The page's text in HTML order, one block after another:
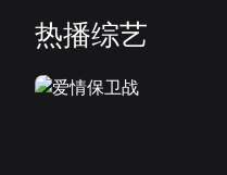
热播综艺